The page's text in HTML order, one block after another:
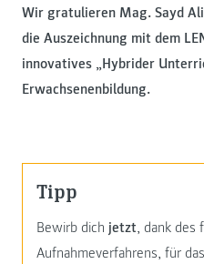
Wir gratulieren Mag. Sayd
die Auszeichnung mit dem
innovatives „Hybrider
Erwachsenenbildung.
Tipp
Bewirb dich jetzt, dank des
Aufnahmeverfahrens, für